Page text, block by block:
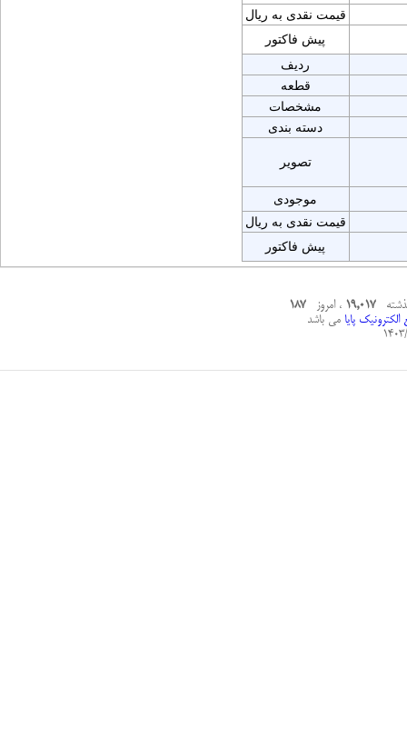
قیمت نقدی به ریال
پیش فاکتور
ردیف
قطعه
مشخصات
دسته بندی
تصویر
موجودی
قیمت نقدی به ریال
پیش فاکتور
19,017 ، امروز187
الکترونیک پایامی باشد